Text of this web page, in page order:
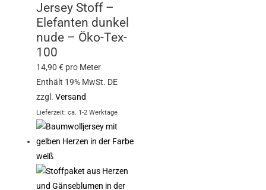
Jersey Stoff –
Elefanten dunkel
nude – Öko-Tex-
100
14,90€ pro Meter
Enthält 19% MwSt. DE
zzgl.Versand
Lieferzeit: ca. 1-2 Werktage